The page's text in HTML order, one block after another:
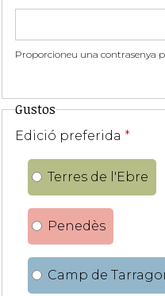
Proporcioneu una contrasenya
Gustos
Edició preferida *
Terres de l'Ebre
Penedès
Camp de